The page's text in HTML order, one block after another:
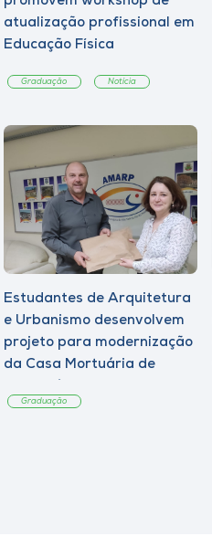
atualização profissional em
Educação Física
Graduação Notícia
Estudantes de Arquitetura
e Urbanismo desenvolvem
projeto para modernização
da Casa Mortuária de
Graduação